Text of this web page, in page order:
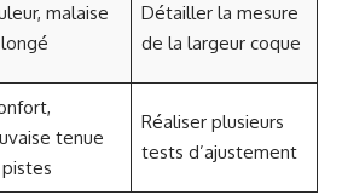
malaise
Détailler la mesure
de la largeur coque
tenue
Réaliser plusieurs
tests d’ajustement